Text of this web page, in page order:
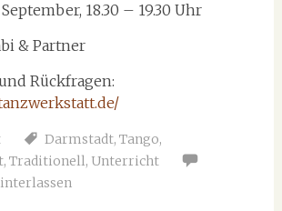
18.30 – 19.30 Uhr
& Partner
Rückfragen:
Darmstadt, Tango,
, Traditionell, Unterricht